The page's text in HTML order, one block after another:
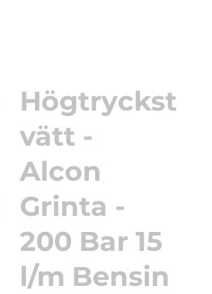
Högtryckst
vätt -
Alcon
Grinta -
200 Bar 15
l/m Bensin